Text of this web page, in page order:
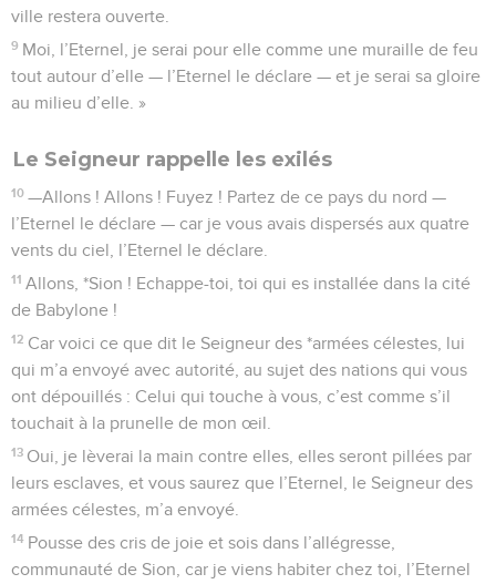
ville restera ouverte.
9 Moi, l’Eternel, je serai pour elle comme une muraille de feu
tout autour d’elle — l’Eternel le déclare — et je serai sa gloire
au milieu d’elle. »
Le Seigneur rappelle les exilés
10 —Allons ! Allons ! Fuyez ! Partez de ce pays du nord —
l’Eternel le déclare — car je vous avais dispersés aux quatre
vents du ciel, l’Eternel le déclare.
11 Allons, *Sion ! Echappe-toi, toi qui es installée dans la cité
de Babylone !
12 Car voici ce que dit le Seigneur des *armées célestes, lui
qui m’a envoyé avec autorité, au sujet des nations qui vous
ont dépouillés : Celui qui touche à vous, c’est comme s’il
touchait à la prunelle de mon œil.
13 Oui, je lèverai la main contre elles, elles seront pillées par
leurs esclaves, et vous saurez que l’Eternel, le Seigneur des
armées célestes, m’a envoyé.
14 Pousse des cris de joie et sois dans l’allégresse,
communauté de Sion, car je viens habiter chez toi, l’Eternel